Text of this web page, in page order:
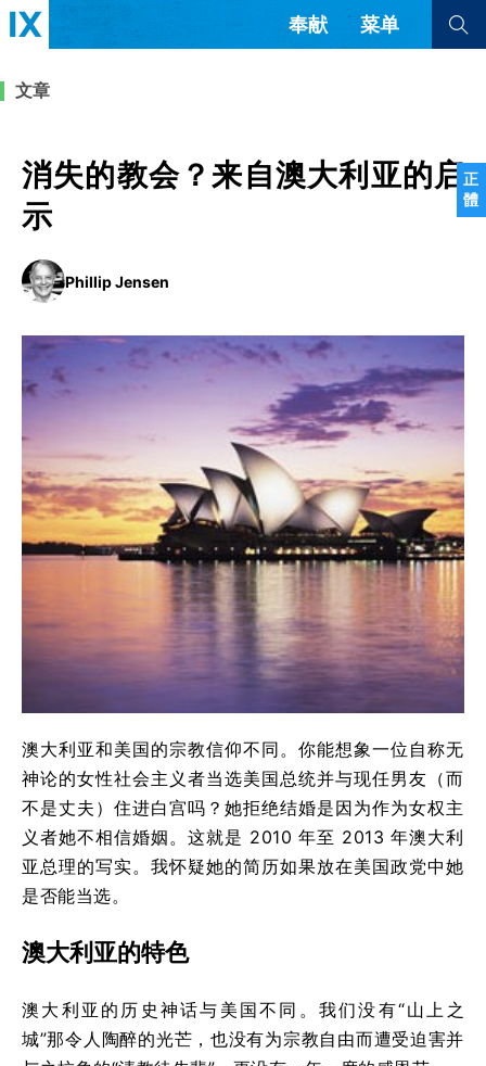
正
體
奉献 菜单
教会带领
福音传讲与宣教 成员制与教会纪律
团契生活与祷告
查看全部
查看全部
西班牙语
葡萄牙语
乌兹别克语
波斯语
法语
罗马尼亚语
波兰语
越南语
意大利语
德语
韩语
土耳其语
阿尔巴尼亚语
塞尔维亚语 柬埔寨语
文章
消失的教会？来自澳大利亚的启
示
Phillip Jensen
澳大利亚和美国的宗教信仰不同。你能想象一位自称无
神论的女性社会主义者当选美国总统并与现任男友（而
不是丈夫）住进白宫吗？她拒绝结婚是因为作为女权主
义者她不相信婚姻。这就是 2010 年至 2013 年澳大利
亚总理的写实。我怀疑她的简历如果放在美国政党中她
是否能当选。
澳大利亚的特色
澳大利亚的历史神话与美国不同。我们没有“山上之
城”那令人陶醉的光芒，也没有为宗教自由而遭受迫害并